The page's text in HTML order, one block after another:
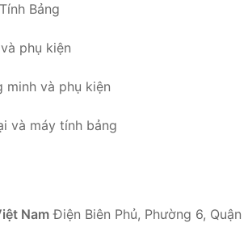
Bảng
phụ kiện
minh và phụ kiện
và máy tính bảng
Nam Điện Biên Phủ, Phường 6, Quận